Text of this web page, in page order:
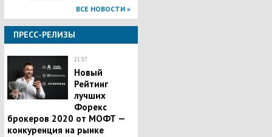
ВСЕ НОВОСТИ »
ПРЕСС-РЕЛИЗЫ
21:57
Новый
Рейтинг
лучших
Форекс
брокеров 2020 от МОФТ —
конкуренция на рынке